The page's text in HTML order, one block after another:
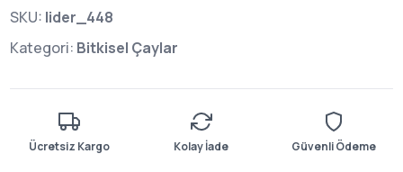
SKU: lider_448
Kategori: Bitkisel Çaylar
Ücretsiz Kargo Kolay İade Güvenli Ödeme